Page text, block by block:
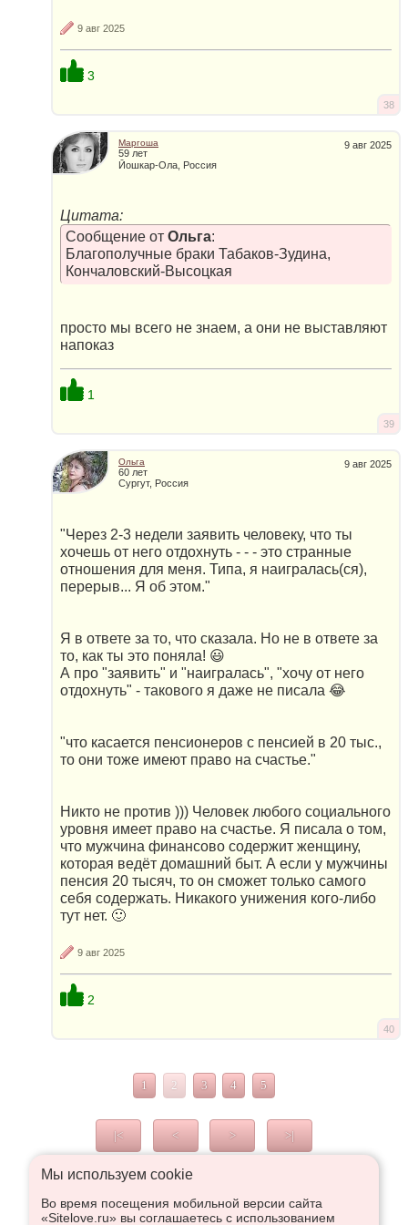
9 авг 2025
3
38
9 авг 2025
Маргоша
59 лет
Йошкар-Ола, Россия
Цитата:
Сообщение от Ольга:
Благополучные браки Табаков-Зудина,
Кончаловский-Высоцкая
просто мы всего не знаем, а они не выставляют
напоказ
1
39
9 авг 2025
Ольга
60 лет
Сургут, Россия
"Через 2-3 недели заявить человеку, что ты
хочешь от него отдохнуть - - - это странные
отношения для меня. Типа, я наигралась(ся),
перерыв... Я об этом."
Я в ответе за то, что сказала. Но не в ответе за
то, как ты это поняла! 😃
А про "заявить" и "наигралась", "хочу от него
отдохнуть" - такового я даже не писала 😂
"что касается пенсионеров с пенсией в 20 тыс.,
то они тоже имеют право на счастье."
Никто не против ))) Человек любого социального
уровня имеет право на счастье. Я писала о том,
что мужчина финансово содержит женщину,
которая ведёт домашний быт. А если у мужчины
пенсия 20 тысяч, то он сможет только самого
себя содержать. Никакого унижения кого-либо
тут нет. 🙂
9 авг 2025
2
40
1 2 3 4 5
|< < > >|
Что высказаться в Рупор, необходимо войти или
Мы используем сookie
Во время посещения мобильной версии сайта
«Sitelove.ru» вы соглашаетесь с использованием